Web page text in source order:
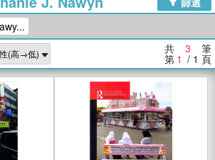
父親節 、 如果歷史是一群喵 、 暑期
念華 、 台灣的李登輝時代 、 數學女
孩：黎曼猜想
偉大的迷走神經
共 3 筆
第 1 / 1 頁